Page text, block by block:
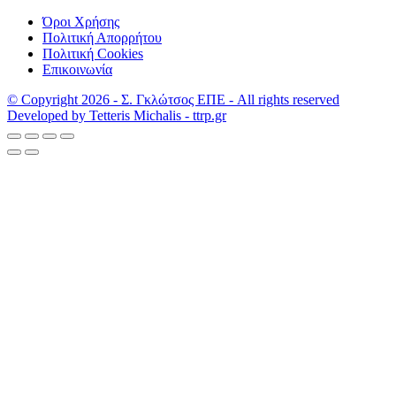
Όροι Χρήσης
Πολιτική Απορρήτου
Πολιτική Cookies
Επικοινωνία
© Copyright 2026 - Σ. Γκλώτσος ΕΠΕ - All rights reserved
Developed by Tetteris Michalis - ttrp.gr